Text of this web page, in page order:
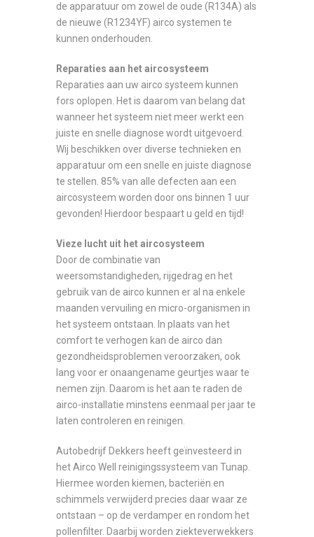
de apparatuur om zowel de oude (R134A) als
de nieuwe (R1234YF) airco systemen te
kunnen onderhouden.
Reparaties aan het aircosysteem
Reparaties aan uw airco systeem kunnen
fors oplopen. Het is daarom van belang dat
wanneer het systeem niet meer werkt een
juiste en snelle diagnose wordt uitgevoerd.
Wij beschikken over diverse technieken en
apparatuur om een snelle en juiste diagnose
te stellen. 85% van alle defecten aan een
aircosysteem worden door ons binnen 1 uur
gevonden! Hierdoor bespaart u geld en tijd!
Vieze lucht uit het aircosysteem
Door de combinatie van
weersomstandigheden, rijgedrag en het
gebruik van de airco kunnen er al na enkele
maanden vervuiling en micro-organismen in
het systeem ontstaan. In plaats van het
comfort te verhogen kan de airco dan
gezondheidsproblemen veroorzaken, ook
lang voor er onaangename geurtjes waar te
nemen zijn. Daarom is het aan te raden de
airco-installatie minstens eenmaal per jaar te
laten controleren en reinigen.
Autobedrijf Dekkers heeft geïnvesteerd in
het Airco Well reinigingssysteem van Tunap.
Hiermee worden kiemen, bacteriën en
schimmels verwijderd precies daar waar ze
ontstaan – op de verdamper en rondom het
pollenfilter. Daarbij worden ziekteverwekkers